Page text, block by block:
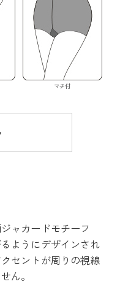
マチ付
ャカードモチーフ
ようにデザインされ
セントが周りの視線
ん。